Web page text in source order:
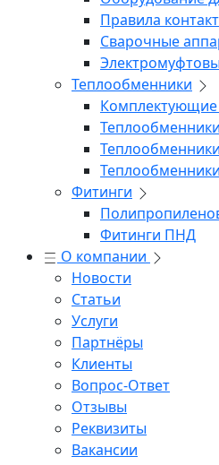
Правила
Сварочные
Теплообменники
Фитинги
Фитинги ПНД
О компании
Новости
Статьи
Услуги
Партнёры
Клиенты
Вопрос-Ответ
Отзывы
Реквизиты
Вакансии